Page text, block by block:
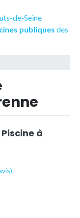
de-Seine
publiques des
à